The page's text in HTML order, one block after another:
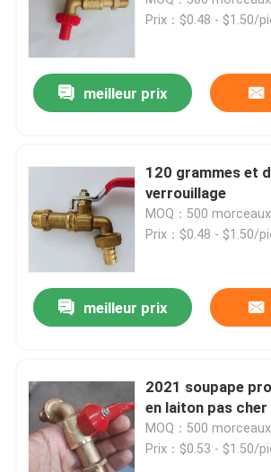
Prix：$0.48 - $1.50/
meilleur prix
120 grammes et
verrouillage
MOQ：500 morceaux
Prix：$0.48 - $1.50/
meilleur prix
2021 soupape
en laiton pas cher
MOQ：500 morceaux
Prix：$0.53 - $1.50/